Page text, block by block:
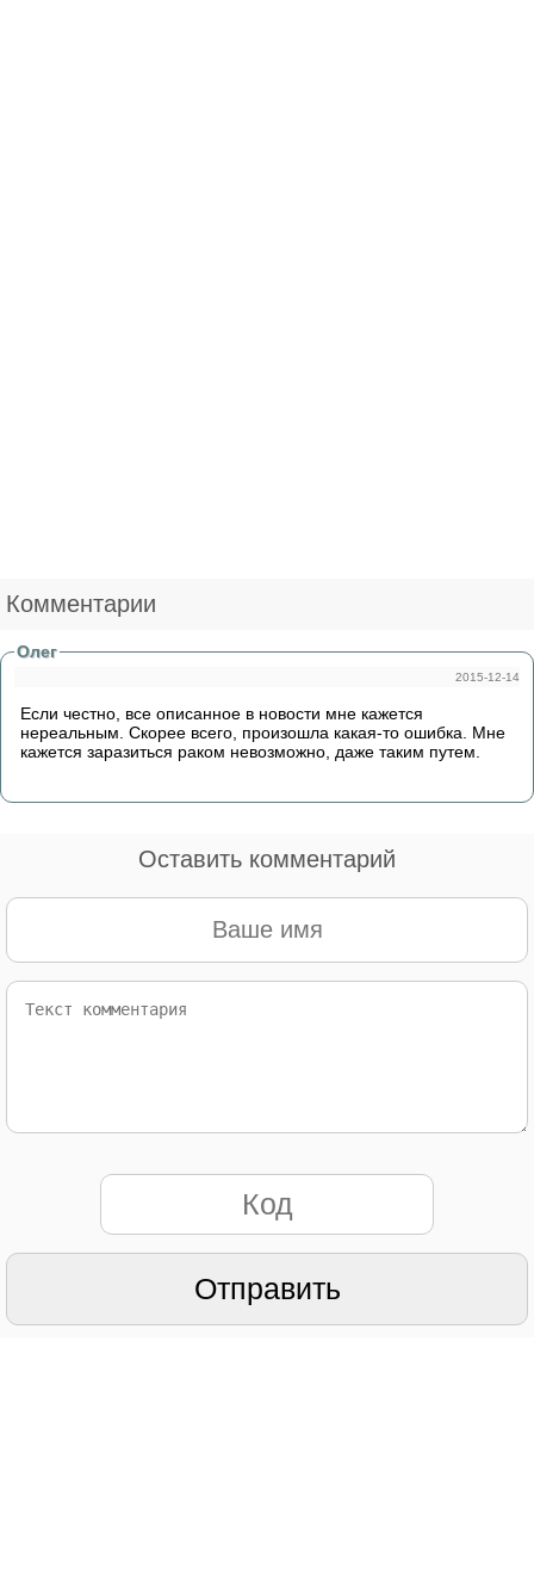
Комментарии
Олег
2015-12-14
Если честно, все описанное в новости мне кажется
нереальным. Скорее всего, произошла какая-то ошибка. Мне
кажется заразиться раком невозможно, даже таким путем.
Оставить комментарий